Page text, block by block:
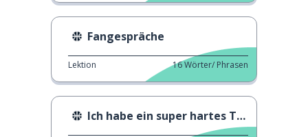
Fangespräche
Lektion 16Wörter/ Phrasen
Ich habe ein super hartes Training absolviert!